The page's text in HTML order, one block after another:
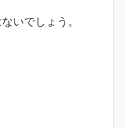
いでしょう。